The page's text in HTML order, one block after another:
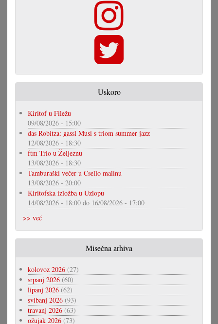
Uskoro
Kiritof u Filežu
09/08/2026 - 15:00
das Robitza: gassl Musi s triom summer jazz
12/08/2026 - 18:30
ftm-Trio u Željeznu
13/08/2026 - 18:30
Tamburaški večer u Csello malinu
13/08/2026 - 20:00
Kiritofska izložba u Uzlopu
14/08/2026 - 18:00 do 16/08/2026 - 17:00
>> već
Misečna arhiva
kolovoz 2026 (27)
srpanj 2026 (60)
lipanj 2026 (62)
svibanj 2026 (93)
travanj 2026 (63)
ožujak 2026 (73)